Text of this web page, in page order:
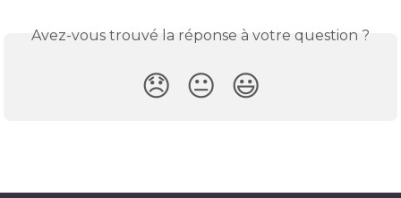
Avez-vous trouvé la réponse à votre question ?
😞 😐 😃